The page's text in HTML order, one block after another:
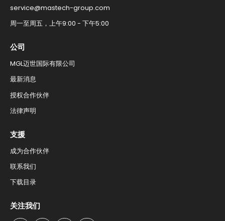
service@mastech-group.com​
周一至周五，上午9:00 - 下午5:00​
公司
MGL迈世国际有限公司
最新消息​
授权合作伙伴​
法律声明
支援​
成为合作伙伴
联系我们​
下载目录​
关注我们